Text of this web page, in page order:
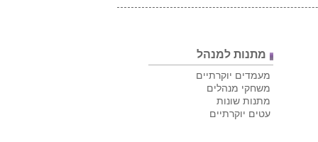
מתנות למנהל
מעמדים יוקרתיים
משחקי מנהלים
מתנות שונות
עטים יוקרתיים